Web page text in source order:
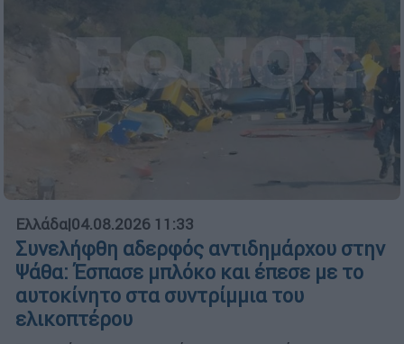
Ελλάδα|04.08.2026 11:33
Συνελήφθη αδερφός αντιδημάρχου στην
Ψάθα: Έσπασε μπλόκο και έπεσε με το
αυτοκίνητο στα συντρίμμια του
ελικοπτέρου